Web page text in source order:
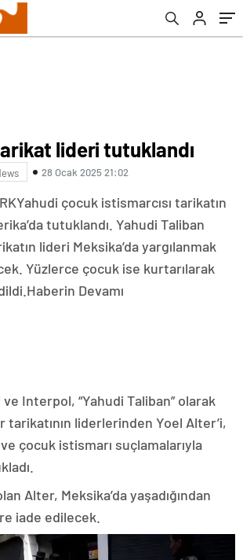
lideri tutuklandı
28 Ocak 2025 21:02
Yahudi çocuk istismarcısı tarikatın
tutuklandı. Yahudi Taliban
lideri Meksika’da yargılanmak
Yüzlerce çocuk ise kurtarılarak
Haberin Devamı
Interpol, “Yahudi Taliban” olarak
tarikatının liderlerinden Yoel Alter’i,
ve çocuk istismarı suçlamalarıyla
Alter, Meksika’da yaşadığından
iade edilecek.